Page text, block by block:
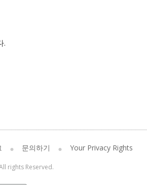
.
문의하기 Your Privacy Rights
rights Reserved.